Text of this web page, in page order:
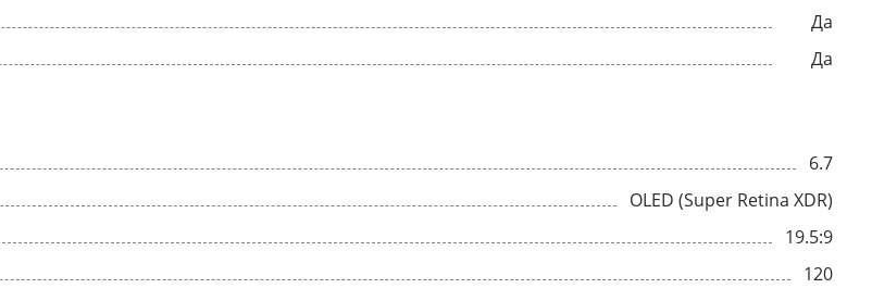
Да
Да
6.7
OLED (Super Retina XDR)
19.5:9
120